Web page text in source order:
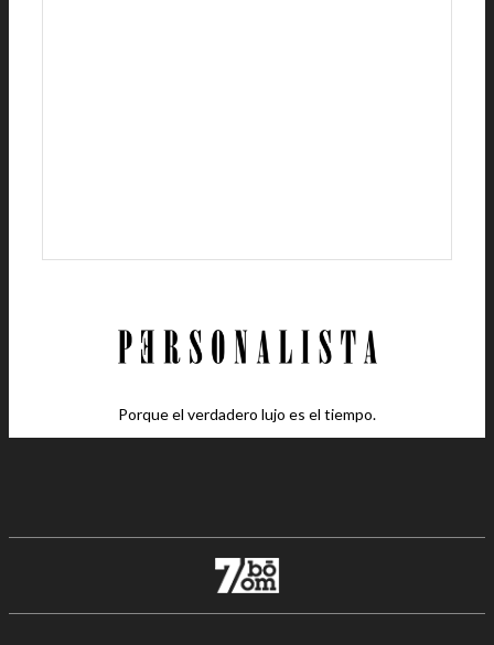
Porque el verdadero lujo es el tiempo.